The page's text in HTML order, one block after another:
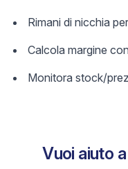
Rimani di nicchia
Calcola margine
Monitora stock/
Vuoi aiuto